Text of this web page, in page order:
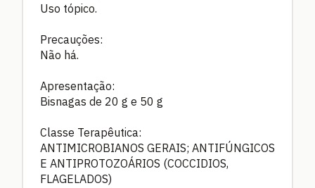
Uso tópico.
Precauções:
Não há.
Apresentação:
Bisnagas de 20 g e 50 g
Classe Terapêutica:
ANTIMICROBIANOS GERAIS; ANTIFÚNGICOS
E ANTIPROTOZOÁRIOS (COCCIDIOS,
FLAGELADOS)